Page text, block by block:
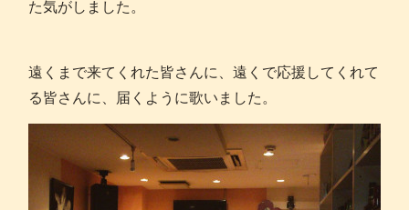
た気がしました。
遠くまで来てくれた皆さんに、遠くで応援してくれて
る皆さんに、届くように歌いました。